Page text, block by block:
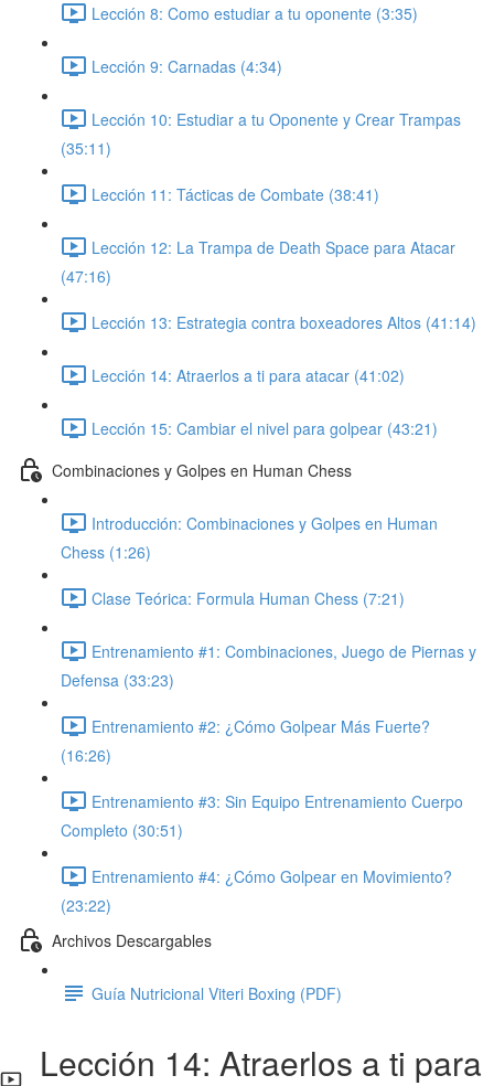
Lección 8: Como estudiar a tu oponente (3:35)
Lección 9: Carnadas (4:34)
Lección 10: Estudiar a tu Oponente y Crear Trampas
(35:11)
Lección 11: Tácticas de Combate (38:41)
Lección 12: La Trampa de Death Space para Atacar
(47:16)
Lección 13: Estrategia contra boxeadores Altos (41:14)
Lección 14: Atraerlos a ti para atacar (41:02)
Lección 15: Cambiar el nivel para golpear (43:21)
Combinaciones y Golpes en Human Chess
Introducción: Combinaciones y Golpes en Human
Chess (1:26)
Clase Teórica: Formula Human Chess (7:21)
Entrenamiento #1: Combinaciones, Juego de Piernas y
Defensa (33:23)
Entrenamiento #2: ¿Cómo Golpear Más Fuerte?
(16:26)
Entrenamiento #3: Sin Equipo Entrenamiento Cuerpo
Completo (30:51)
Entrenamiento #4: ¿Cómo Golpear en Movimiento?
(23:22)
Archivos Descargables
Guía Nutricional Viteri Boxing (PDF)
Lección 14: Atraerlos a ti para